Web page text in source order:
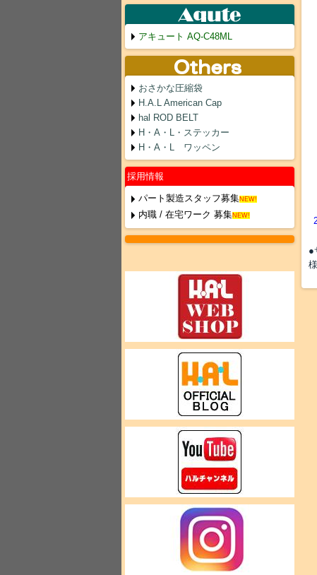
●
アキュート AQ-C48ML
おさかな圧縮袋
H.A.L American Cap
hal ROD BELT
H・A・L・ステッカー
H・A・L ワッペン
採用情報
パート製造スタッフ募集NEW!
内職 / 在宅ワーク 募集NEW!